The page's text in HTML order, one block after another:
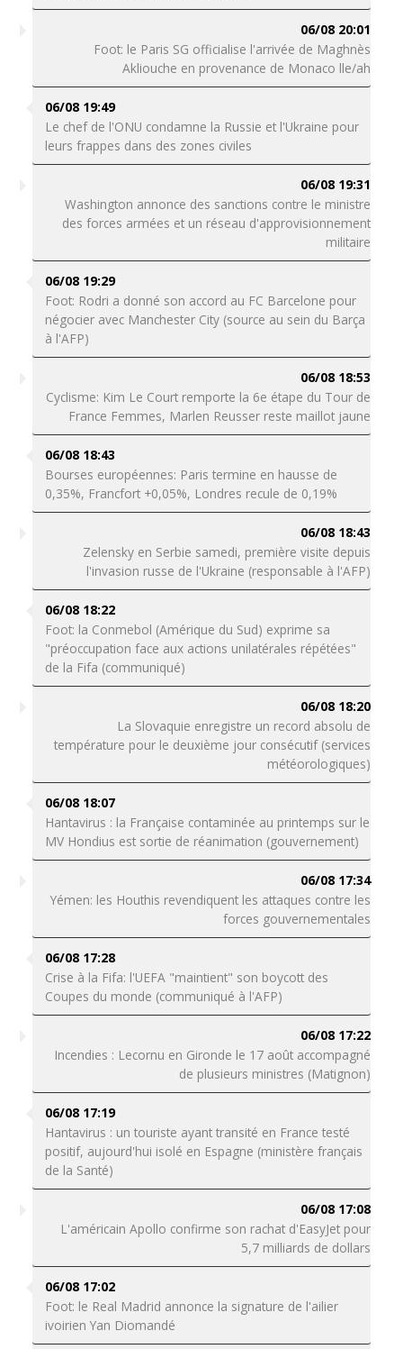
06/08 20:01
Foot: le Paris SG officialise l'arrivée de Maghnès
Akliouche en provenance de Monaco lle/ah
06/08 19:49
Le chef de l'ONU condamne la Russie et l'Ukraine pour
leurs frappes dans des zones civiles
06/08 19:31
Washington annonce des sanctions contre le ministre
des forces armées et un réseau d'approvisionnement
militaire
06/08 19:29
Foot: Rodri a donné son accord au FC Barcelone pour
négocier avec Manchester City (source au sein du Barça
à l'AFP)
06/08 18:53
Cyclisme: Kim Le Court remporte la 6e étape du Tour de
France Femmes, Marlen Reusser reste maillot jaune
06/08 18:43
Bourses européennes: Paris termine en hausse de
0,35%, Francfort +0,05%, Londres recule de 0,19%
06/08 18:43
Zelensky en Serbie samedi, première visite depuis
l'invasion russe de l'Ukraine (responsable à l'AFP)
06/08 18:22
Foot: la Conmebol (Amérique du Sud) exprime sa
"préoccupation face aux actions unilatérales répétées"
de la Fifa (communiqué)
06/08 18:20
La Slovaquie enregistre un record absolu de
température pour le deuxième jour consécutif (services
météorologiques)
06/08 18:07
Hantavirus : la Française contaminée au printemps sur le
MV Hondius est sortie de réanimation (gouvernement)
06/08 17:34
Yémen: les Houthis revendiquent les attaques contre les
forces gouvernementales
06/08 17:28
Crise à la Fifa: l'UEFA "maintient" son boycott des
Coupes du monde (communiqué à l'AFP)
06/08 17:22
Incendies : Lecornu en Gironde le 17 août accompagné
de plusieurs ministres (Matignon)
06/08 17:19
Hantavirus : un touriste ayant transité en France testé
positif, aujourd'hui isolé en Espagne (ministère français
de la Santé)
06/08 17:08
L'américain Apollo confirme son rachat d'EasyJet pour
5,7 milliards de dollars
06/08 17:02
Foot: le Real Madrid annonce la signature de l'ailier
ivoirien Yan Diomandé